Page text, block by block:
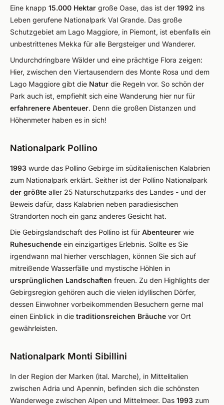
Eine knapp 15.000 Hektar große Oase, das ist der 1992 ins
Leben gerufene Nationalpark Val Grande. Das große
Schutzgebiet am Lago Maggiore, in Piemont, ist ebenfalls ein
unbestrittenes Mekka für alle Bergsteiger und Wanderer.
Undurchdringbare Wälder und eine prächtige Flora zeigen:
Hier, zwischen den Viertausendern des Monte Rosa und dem
Lago Maggiore gibt die Natur die Regeln vor. So schön der
Park auch ist, empfiehlt sich eine Wanderung hier nur für
erfahrenere Abenteuer. Denn die großen Distanzen und
Höhenmeter haben es in sich!
Nationalpark Pollino
1993 wurde das Pollino Gebirge im süditalienischen Kalabrien
zum Nationalpark erklärt. Seither ist der Pollino Nationalpark
der größte aller 25 Naturschutzparks des Landes - und der
Beweis dafür, dass Kalabrien neben paradiesischen
Strandorten noch ein ganz anderes Gesicht hat.
Die Gebirgslandschaft des Pollino ist für Abenteurer wie
Ruhesuchende ein einzigartiges Erlebnis. Sollte es Sie
irgendwann mal hierher verschlagen, können Sie sich auf
mitreißende Wasserfälle und mystische Höhlen in
ursprünglichen Landschaften freuen. Zu den Highlights der
Gebirgsregion gehören auch die vielen idyllischen Dörfer,
dessen Einwohner vorbeikommenden Besuchern gerne mal
einen Einblick in die traditionsreichen Bräuche vor Ort
gewährleisten.
Nationalpark Monti Sibillini
In der Region der Marken (ital. Marche), in Mittelitalien
zwischen Adria und Apennin, befinden sich die schönsten
Wanderwege zwischen Alpen und Mittelmeer. Das 1993 zum